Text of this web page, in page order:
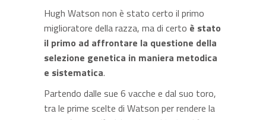
Hugh Watson non è stato certo il primo
miglioratore della razza, ma di certo è stato
il primo ad affrontare la questione della
selezione genetica in maniera metodica
e sistematica.
Partendo dalle sue 6 vacche e dal suo toro,
tra le prime scelte di Watson per rendere la